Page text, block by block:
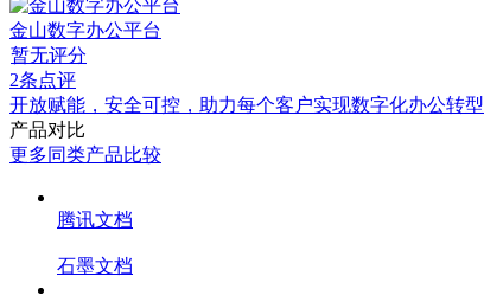
金山数字办公平台
暂无评分
2条点评
开放赋能，安全可控，助力每个客户实现数字化办公转型
产品对比
更多同类产品比较
腾讯文档
石墨文档